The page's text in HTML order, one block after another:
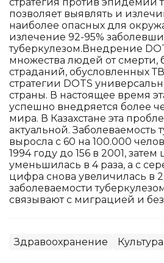
позволяет выявлять и
наиболее опасных для
излечение 92-95%
туберкулезом.Внедрение
множества людей от смерти,
страданий, обусловленных
стратегии DOTS
страны. В настоящее время
успешно внедряется более
мира. В Казахстане эта
актуальной. Заболеваемость
выросла с 60 на 100.000
1994 году до 156 в 2001,
уменьшилась в 4 раза, а с
цифра снова увеличилась в
заболеваемости
связывают с миграцией и
Здравоохранение Культура